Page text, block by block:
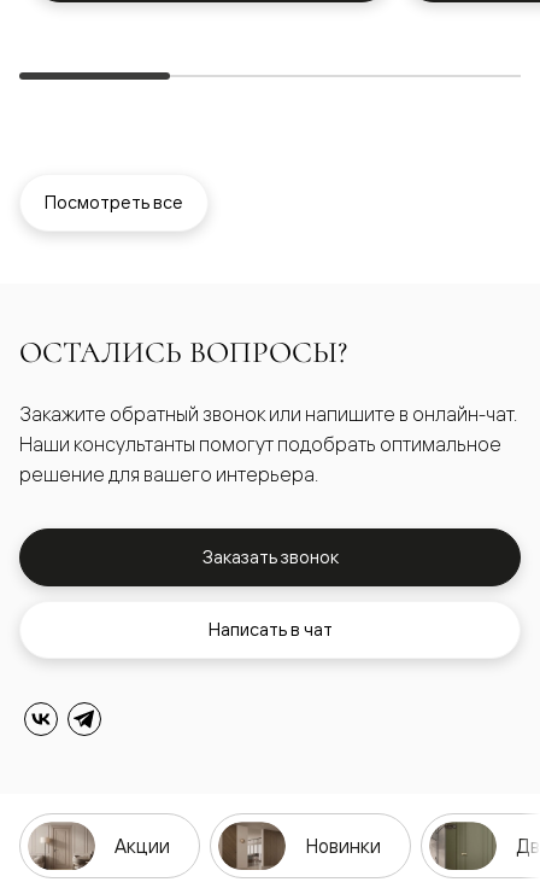
Посмотреть все
ОСТАЛИСЬ ВОПРОСЫ?
Закажите обратный звонок или напишите в онлайн-чат.
Наши консультанты помогут подобрать оптимальное
решение для вашего интерьера.
Заказать звонок
Написать в чат
Акции Новинки